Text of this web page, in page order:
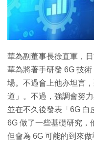
華為副董事長徐直軍，
華為將著手研發 6G 技
場。不過會上他亦坦言
道」。不過，強調會努
並在不久後發表「6G 白
6G 做了一些基礎研究，
但會為 6G 可能的到來做